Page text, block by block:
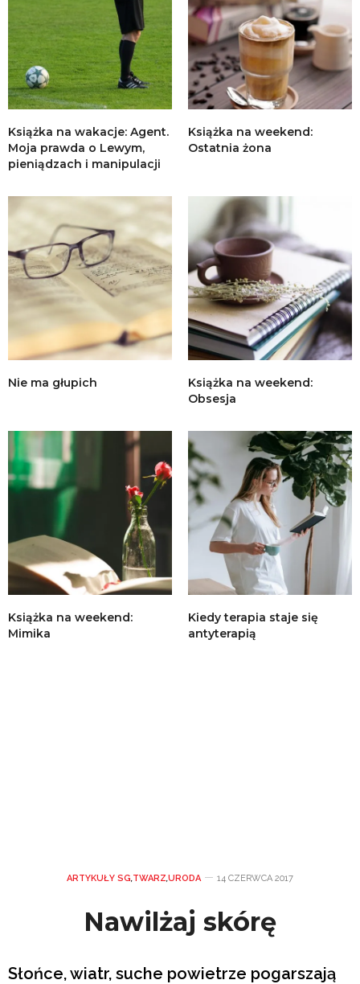
Książka na wakacje: Agent.
Moja prawda o Lewym,
pieniądzach i manipulacji
Książka na weekend:
Ostatnia żona
Nie ma głupich
Książka na weekend:
Obsesja
Książka na weekend:
Mimika
Kiedy terapia staje się
antyterapią
ARTYKUŁY SG,TWARZ,URODA 14 CZERWCA 2017
Nawilżaj skórę
Słońce, wiatr, suche powietrze pogarszają